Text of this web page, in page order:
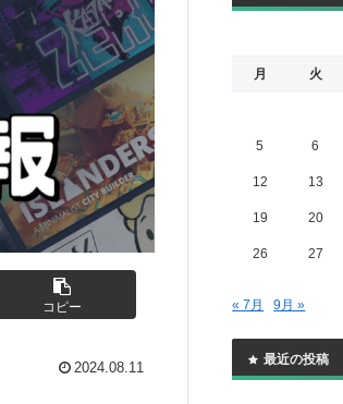
コピー
2024.08.11
月
火
5 6
12 13
19 20
26 27
« 7月 9月 »
最近の投稿